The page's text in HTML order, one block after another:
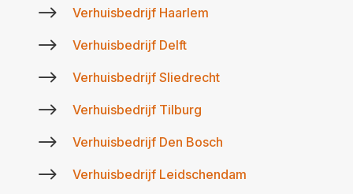
$ Verhuisbedrijf Haarlem
$ Verhuisbedrijf Delft
$ Verhuisbedrijf Sliedrecht
$ Verhuisbedrijf Tilburg
$ Verhuisbedrijf Den Bosch
$ Verhuisbedrijf Leidschendam